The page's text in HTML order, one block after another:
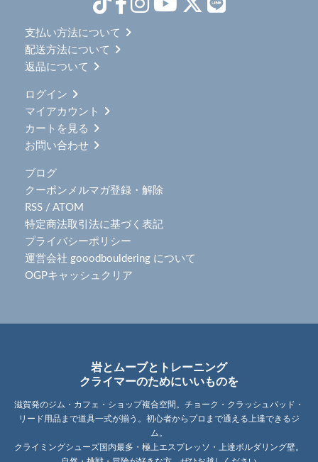
支払い方法について
配送方法について
返品について
ログイン
マイアカウント
カートを見る
お問い合わせ
ブログ
クーポンメルマガ登録・解除
RSS / ATOM
特定商法取引法に基づく表記
プライバシーポリシー
運営会社 gooodbouldering について
OGPキャッシュクリア
岩とムーブとトレーニング
クライマーのためにいいものを
滋賀発のジム・カフェ・ショップ複合空間。チョーク・クラッシュパッド・
リード用品まで道具一式が揃う。初心者からプロまで通える上達できるジ
ム。
クライミングシューズ国内最多・極上エスプレッソ・上達ボルダリング壁。